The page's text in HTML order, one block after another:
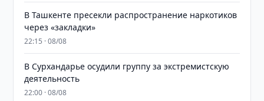
В Ташкенте пресекли распространение наркотиков
через «закладки»
22:15 · 08/08
В Сурхандарье осудили группу за экстремистскую
деятельность
22:00 · 08/08